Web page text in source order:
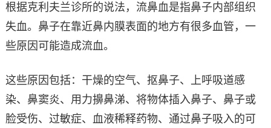
根据克利夫兰诊所的说法，流鼻血是指鼻子内部组织
失血。鼻子在靠近鼻内膜表面的地方有很多血管，一
些原因可能造成流血。
这些原因包括：干燥的空气、抠鼻子、上呼吸道感
染、鼻窦炎、用力擤鼻涕、将物体插入鼻子、鼻子或
脸受伤、过敏症、血液稀释药物、通过鼻子吸入的可